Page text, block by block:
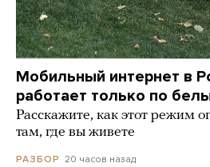
Мобильный интернет в
работает только по
Расскажите, как этот режим
там, где вы живете
РАЗБОР 20 часов назад